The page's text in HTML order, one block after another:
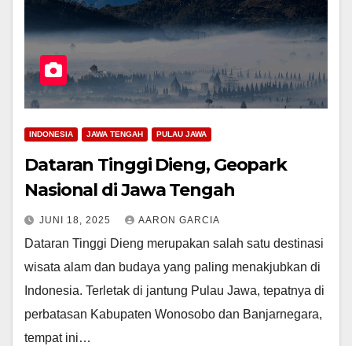
INDONESIA JAWA TENGAH PULAU JAWA
Dataran Tinggi Dieng, Geopark
Nasional di Jawa Tengah
JUNI 18, 2025 AARON GARCIA
Dataran Tinggi Dieng merupakan salah satu destinasi
wisata alam dan budaya yang paling menakjubkan di
Indonesia. Terletak di jantung Pulau Jawa, tepatnya di
perbatasan Kabupaten Wonosobo dan Banjarnegara,
tempat ini…